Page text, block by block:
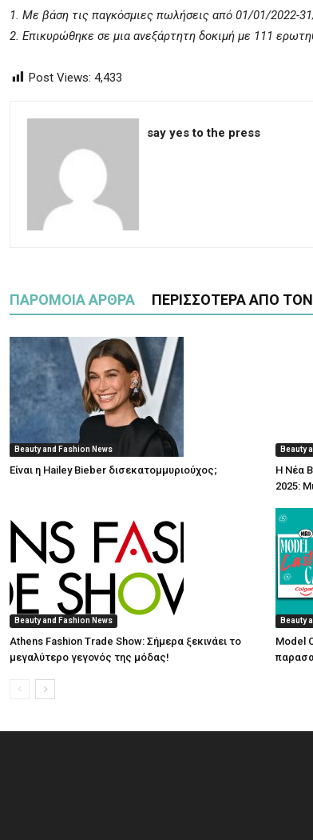
1. Με βάση τις παγκόσμιες πωλήσεις από 01/01/2022-
2. Επικυρώθηκε σε μια ανεξάρτητη δοκιμή με 111
Post Views: 4,433
say yes to the press
ΠΑΡΟΜΟΙΑ ΑΡΘΡΑ ΠΕΡΙΣΣΟΤΕΡΑ ΑΠΟ
Beauty and Fashion News
Είναι η Hailey Bieber δισεκατομμυριούχος;
Beauty
Η Νέα
2025:
Beauty and Fashion News
Athens Fashion Trade Show: Σήμερα ξεκινάει το
μεγαλύτερο γεγονός της μόδας!
Beauty
Model